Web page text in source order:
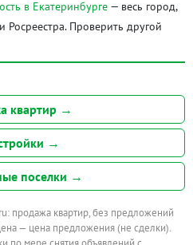
в Екатеринбурге — весь город,
Росреестра. Проверить другой
квартир →
→
поселки →
продажа квартир, без предложений
— цена предложения (не сделки).